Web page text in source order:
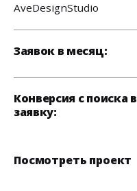
AveDesignStudio
Заявок в месяц:
Конверсия с поиска в
заявку:
Посмотреть проект